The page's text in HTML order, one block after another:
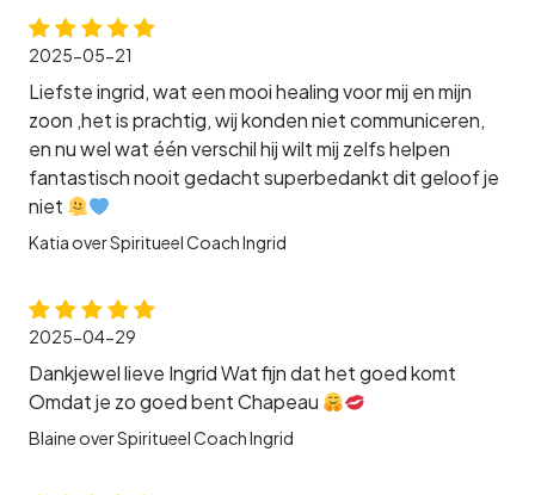
2025-05-21
Liefste ingrid, wat een mooi healing voor mij en mijn
zoon ,het is prachtig, wij konden niet communiceren,
en nu wel wat één verschil hij wilt mij zelfs helpen
fantastisch nooit gedacht superbedankt dit geloof je
niet
Katia over Spiritueel Coach Ingrid
2025-04-29
Dankjewel lieve Ingrid Wat fijn dat het goed komt
Omdat je zo goed bent Chapeau
Blaine over Spiritueel Coach Ingrid